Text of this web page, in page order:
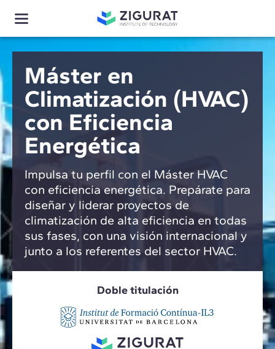
Máster en
Climatización (HVAC)
con Eficiencia
Energética
Impulsa tu perfil con el Máster HVAC
con eficiencia energética. Prepárate para
diseñar y liderar proyectos de
climatización de alta eficiencia en todas
sus fases, con una visión internacional y
junto a los referentes del sector HVAC.
Doble titulación